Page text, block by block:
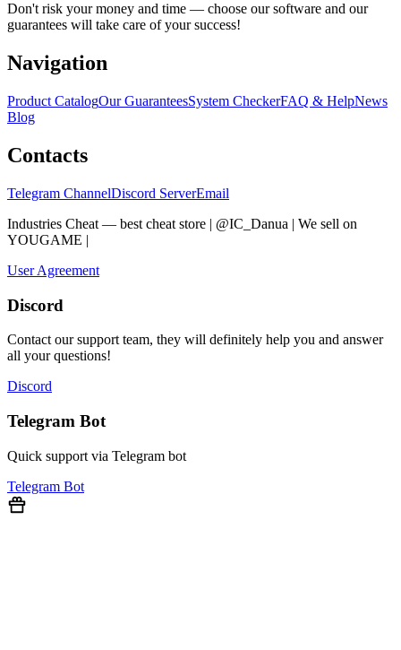
Don't risk your money and time — choose our software and our
guarantees will take care of your success!
Navigation
Product CatalogOur GuaranteesSystem CheckerFAQ & HelpNews
Blog
Contacts
Telegram ChannelDiscord ServerEmail
Industries Cheat — best cheat store | @IC_Danua | We sell on
YOUGAME |
User Agreement
Discord
Contact our support team, they will definitely help you and answer
all your questions!
Discord
Telegram Bot
Quick support via Telegram bot
Telegram Bot